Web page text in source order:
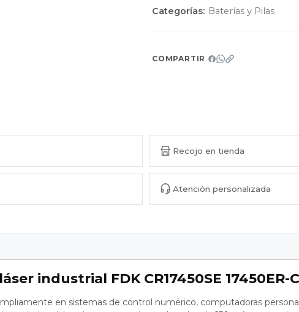
Categorías: Baterías y Pilas
COMPARTIR
Recojo en tienda
Atención personalizada
industrial FDK CR17450SE 17450ER-
en sistemas de control numérico, computadoras